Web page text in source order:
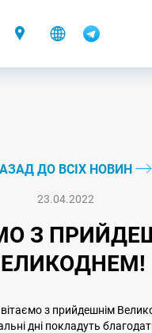
ДО ВСІХ НОВИН
23.04.2022
З
з прийдешнім
дні покладуть